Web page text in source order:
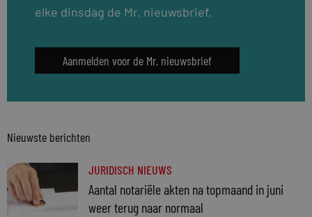
elke dinsdag de Mr. nieuwsbrief.
Aanmelden voor de Mr. nieuwsbrief
Nieuwste berichten
JURIDISCH NIEUWS
Aantal notariële akten na topmaand in juni
weer terug naar normaal